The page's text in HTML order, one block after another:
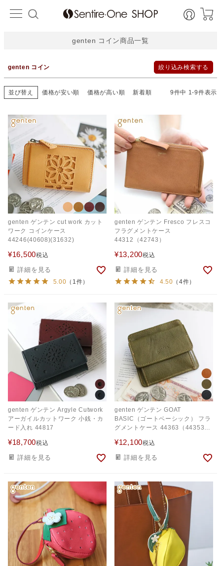
HOME
genten コイン商品一覧
genten コイン 絞り込み検索する
並び順
新着順
価格が高い順
並び替え 価格が安い順 価格が高い順 新着順 9件中 1-9件表示
genten ゲンテン cut work カット
ワーク コインケース
44246(40608)(31632)
¥16,500税込
詳細を見る
5.00 （1件）
genten ゲンテン Fresco フレスコ
フラグメントケース
44312（42743）
¥13,200税込
詳細を見る
4.50 （4件）
genten ゲンテン Argyle Cutwork
アーガイルカットワーク 小銭・カ
ード入れ 44817
¥18,700税込
詳細を見る
genten ゲンテン GOAT
BASIC（ゴートベーシック） フラ
グメントケース 44363（44353）
¥12,100税込
詳細を見る